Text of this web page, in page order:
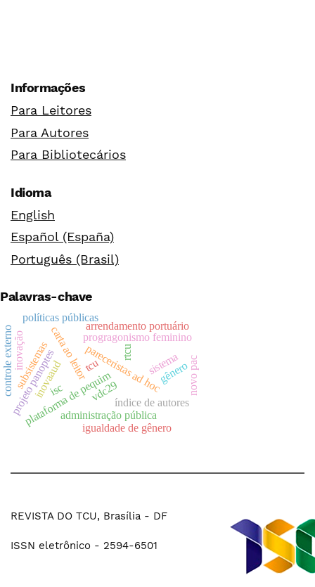
Informações
Para Leitores
Para Autores
Para Bibliotecários
Idioma
English
Español (España)
Português (Brasil)
Palavras-chave
pareceristas ad hoc
índice de autores
carta ao leitor
plataforma de pequim gênero
progragonismo feminino
administração pública
igualdade de gênero
inovaaud
projeto panoptes
arrendamento portuário
vdc29
tcu
isc
políticas públicas
sistema
subsistemas rtcu
inovação
controle externo novo pac
REVISTA DO TCU, Brasília - DF
ISSN eletrônico - 2594-6501